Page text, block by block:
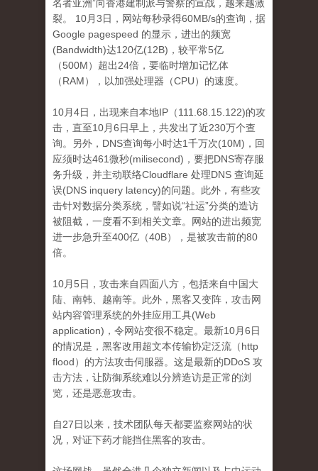
名者亚洲”向香港建制派与警察的宣战，越来越激
裂。 10月3日，网站每秒录得60MB/s的查询，据
Google pagespeed 的显示，进出的频宽
(Bandwidth)达120亿(12B)，较平常5亿
（500M）超出24倍，要临时增加记忆体
（RAM），以加强处理器（CPU）的速度。
10月4日，出现来自本地IP（111.68.15.122)的攻
击，直至10月6日早上，共发出了近230万个查
询。
另外，DNS查询每小时达1千万次(10M)，回
应须时达461微秒(milisecond)，要把DNS寄存服
务升级，并主动联络Cloudflare 处理DNS 查询延
误(DNS inquery latency)的问题。 此外，有些攻
击针对数据分类系统，譬如说“社运”分类的造访
被阻​​截，一度看不到相关文章。
网站的进出频宽
进一步急升至400亿（40B），是被攻击前的80
倍。
10月5日，攻击来自四面八方，包括来自中国大
陆、南韩、越南等。 此外，黑客又变阵，攻击网
站内容管理系统的外挂应用工具(Web
application)，令网站变很不稳定。 最新10月6日
的情况是，黑客改用超文本传输​​协定泛流（http
flood）的方法攻击伺服器。 这是最新的DDoS 攻
击方法，让防御系统难以分辨造访是正常的浏
览，还是恶意攻击。
自27日以来，技术团队每天都要监察网站的状
况，对证下药才能挡住黑客的攻击。